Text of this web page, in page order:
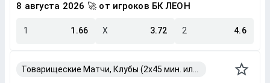
8 августа 2026 🚀 от игроков БК ЛЕОН
1 1.66 X 3.72 2 4.6